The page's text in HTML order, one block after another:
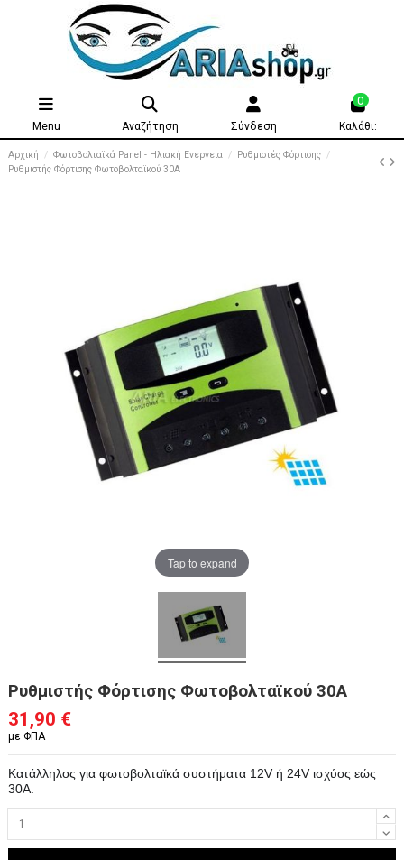
Menu Αναζήτηση Σύνδεση
0
Καλάθι:
Αρχική Φωτοβολταϊκά Panel - Ηλιακή Ενέργεια
Ρυθμιστές Φόρτισης
Ρυθμιστής Φόρτισης Φωτοβολταϊκού 30A
Tap to expand
Ρυθμιστής Φόρτισης Φωτοβολταϊκού 30A
31,90 €
με ΦΠΑ
Κατάλληλος για φωτοβολταϊκά συστήματα 12V ή 24V ισχύος εώς
30A.